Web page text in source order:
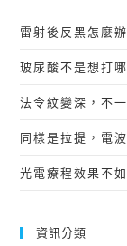
雷射後反黑怎麼
玻尿酸不是想打
法令紋變深，不
同樣是拉提，電
光電療程效果不
資訊分類